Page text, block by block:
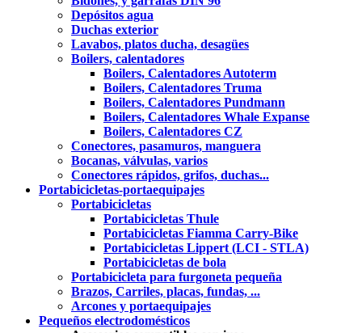
Depósitos agua
Duchas exterior
Lavabos, platos ducha, desagües
Boilers, calentadores
Boilers, Calentadores Autoterm
Boilers, Calentadores Truma
Boilers, Calentadores Pundmann
Boilers, Calentadores Whale Expanse
Boilers, Calentadores CZ
Conectores, pasamuros, manguera
Bocanas, válvulas, varios
Conectores rápidos, grifos, duchas...
Portabicicletas-portaequipajes
Portabicicletas
Portabicicletas Thule
Portabicicletas Fiamma Carry-Bike
Portabicicletas Lippert (LCI - STLA)
Portabicicletas de bola
Portabicicleta para furgoneta pequeña
Brazos, Carriles, placas, fundas, ...
Arcones y portaequipajes
Pequeños electrodomésticos